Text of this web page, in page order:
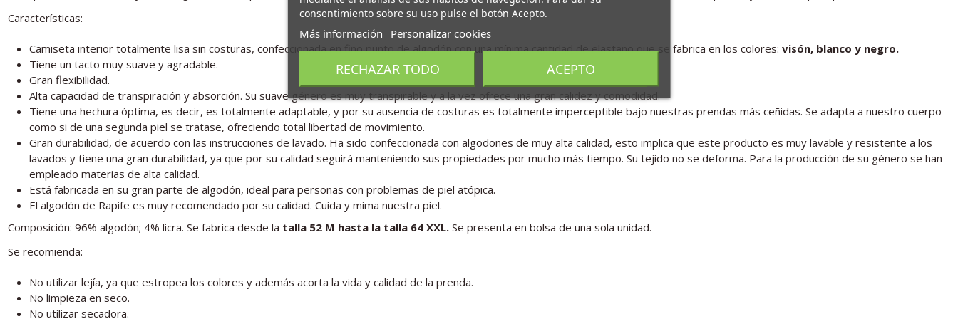
Características:
Camiseta interior totalmente lisa sin costuras, confeccionada en fino punto de algodón con una mínima cantidad de elastano que se fabrica en los colores: visón, blanco y negro.
Tiene un tacto muy suave y agradable.
Gran flexibilidad.
Alta capacidad de transpiración y absorción. Su suave género es muy transpirable y a la vez ofrece una gran calidez y comodidad.
Tiene una hechura óptima, es decir, es totalmente adaptable, y por su ausencia de costuras es totalmente imperceptible bajo nuestras prendas más ceñidas. Se adapta a nuestro cuerpo
como si de una segunda piel se tratase, ofreciendo total libertad de movimiento.
Gran durabilidad, de acuerdo con las instrucciones de lavado. Ha sido confeccionada con algodones de muy alta calidad, esto implica que este producto es muy lavable y resistente a los
lavados y tiene una gran durabilidad, ya que por su calidad seguirá manteniendo sus propiedades por mucho más tiempo. Su tejido no se deforma. Para la producción de su género se han
empleado materias de alta calidad.
Está fabricada en su gran parte de algodón, ideal para personas con problemas de piel atópica.
El algodón de Rapife es muy recomendado por su calidad. Cuida y mima nuestra piel.
Composición: 96% algodón; 4% licra. Se fabrica desde la talla 52 M hasta la talla 64 XXL. Se presenta en bolsa de una sola unidad.
Se recomienda:
No utilizar lejía, ya que estropea los colores y además acorta la vida y calidad de la prenda.
No limpieza en seco.
No utilizar secadora.
consentimiento sobre su uso pulse el botón Acepto.
Más información Personalizar cookies
RECHAZAR TODO ACEPTO